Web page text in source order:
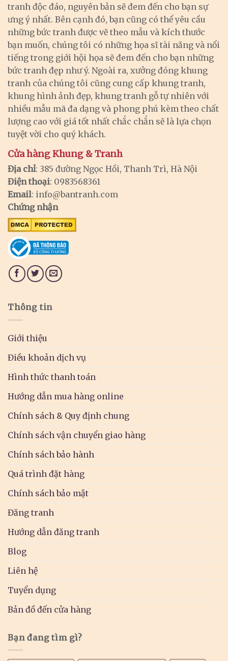
tranh độc đáo, nguyên bản sẽ đem đến cho bạn sự
ưng ý nhất. Bên cạnh đó, bạn cũng có thể yêu cầu
những bức tranh được vẽ theo mẫu và kích thước
bạn muốn, chúng tôi có những họa sĩ tài năng và nổi
tiếng trong giới hội họa sẽ đem đến cho bạn những
bức tranh đẹp như ý. Ngoài ra, xưởng đóng khung
tranh của chúng tôi cũng cung cấp khung tranh,
khung hình ảnh đẹp, khung tranh gỗ tự nhiên với
nhiều mẫu mã đa dạng và phong phú kèm theo chất
lượng cao với giá tốt nhất chắc chắn sẽ là lựa chọn
tuyệt vời cho quý khách.
Cửa hàng Khung & Tranh
Địa chỉ: 385 đường Ngọc Hồi, Thanh Trì, Hà Nội
Điện thoại: 0983568361
Email: info@bantranh.com
Chứng nhận
Thông tin
Giới thiệu
Điều khoản dịch vụ
Hình thức thanh toán
Hướng dẫn mua hàng online
Chính sách & Quy định chung
Chính sách vận chuyển giao hàng
Chính sách bảo hành
Quá trình đặt hàng
Chính sách bảo mật
Đăng tranh
Hướng dẫn đăng tranh
Blog
Liên hệ
Tuyển dụng
Bản đồ đến cửa hàng
Bạn đang tìm gì?